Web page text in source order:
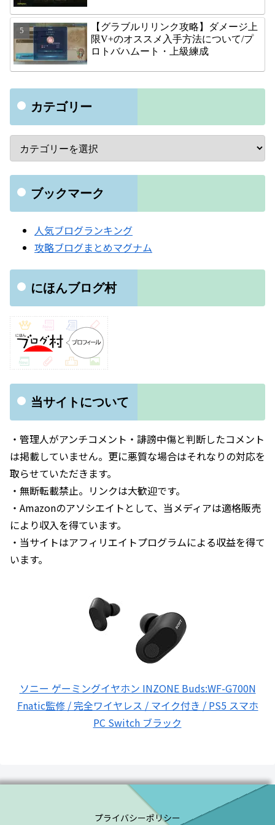
【グラブルリリンク攻略】ダメージ上
限V+のオススメ入手方法について/プ
ロトバハムート・上級練成
カテゴリー
ブックマーク
人気ブログランキング
攻略ブログまとめマグナム
にほんブログ村
当サイトについて
・管理人がアンチコメント・誹謗中傷と判断したコメント
は掲載していません。更に悪質な場合はそれなりの対応を
取らせていただきます。
・無断転載禁止。リンクは大歓迎です。
・Amazonのアソシエイトとして、当メディアは適格販売
により収入を得ています。
・当サイトはアフィリエイトプログラムによる収益を得て
います。
ソニー ゲーミングイヤホン INZONE Buds:WF-G700N
Fnatic監修 / 完全ワイヤレス / マイク付き / PS5 スマホ
PC Switch ブラック
プライバシーポリシー